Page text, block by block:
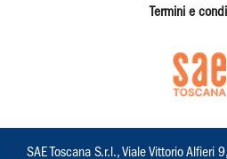
Termini e
SAE Toscana S.r.l., Viale Vittorio